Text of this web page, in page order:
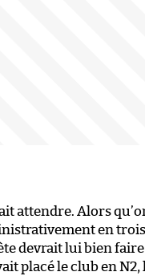
attendre. Alors
en
devrait lui bien
placé le club en N2,